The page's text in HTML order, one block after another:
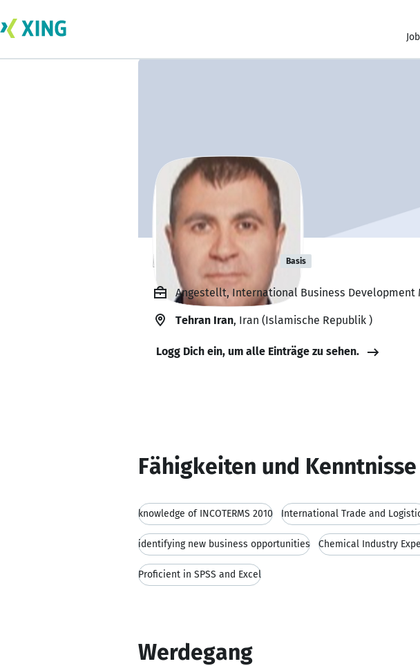
Hossein Yazdi Basis
Angestellt, International Business Development
Tehran Iran, Iran (Islamische Republik )
Logg Dich ein, um alle Einträge zu sehen.
Fähigkeiten und Kenntnisse
knowledge of INCOTERMS 2010 International Trade and
identifying new business opportunities Chemical Industry
Proficient in SPSS and Excel
Werdegang